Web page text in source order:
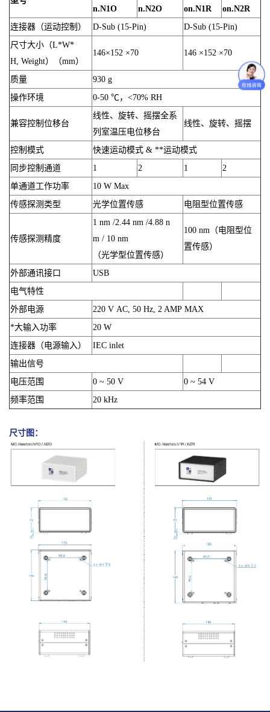
n.N1O
n.N2O
on.N1R
on.N2R
连接器（运动控制）
D-Sub (15-Pin)
D-Sub (15-Pin)
尺寸大小（L*W*
H, Weight）（mm）
146×152 ×70 146 ×152 ×70
质量
930 g
操作环境
0-50 ℃，<70% RH
兼容控制位移台
线性、旋转、摇摆全系
列室温压电位移台
线性、旋转、摇摆
控制模式
快速运动模式 & **运动模式
同步控制通道
1 2 1
2
单通道工作功率
10 W Max
传感探测类型
光学位置传感 电阻型位置传感
传感探测精度
1 nm /2.44 nm /4.88 n
m / 10 nm
（光学型位置传感）
100 nm（电阻型位
置传感）
外部通讯接口
USB
电气特性
外部电源
220 V AC, 50 Hz, 2 AMP MAX
*大输入功率
20 W
连接器（电源输入）
IEC inlet
输出信号
电压范围
0 ~ 50 V
0 ~ 54 V
频率范围
20 kHz
尺寸图：